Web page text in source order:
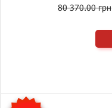
80 370.00 грн